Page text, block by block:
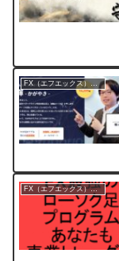
FX（エフエックス）入門
FX（エフエックス）入門